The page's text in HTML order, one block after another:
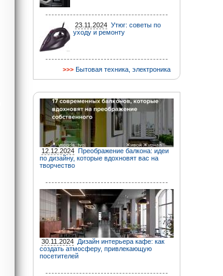
23.11.2024 Утюг: советы по
уходу и ремонту
Бытовая техника, электроника
12.12.2024 Преображение балкона: идеи
по дизайну, которые вдохновят вас на
творчество
30.11.2024 Дизайн интерьера кафе: как
создать атмосферу, привлекающую
посетителей